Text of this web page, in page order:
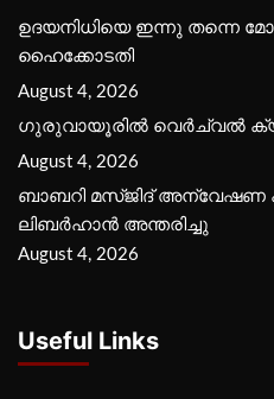
ഉദയനിധിയെ ഇന്നു തന്നെ
ഹൈക്കോടതി
August 4, 2026
ഗുരുവായൂരില്‍ വെര്‍ച്വല്‍
August 4, 2026
ബാബറി മസ്ജിദ് അന്വേഷണ
ലിബര്‍ഹാന്‍ അന്തരിച്ചു
August 4, 2026
Useful Links